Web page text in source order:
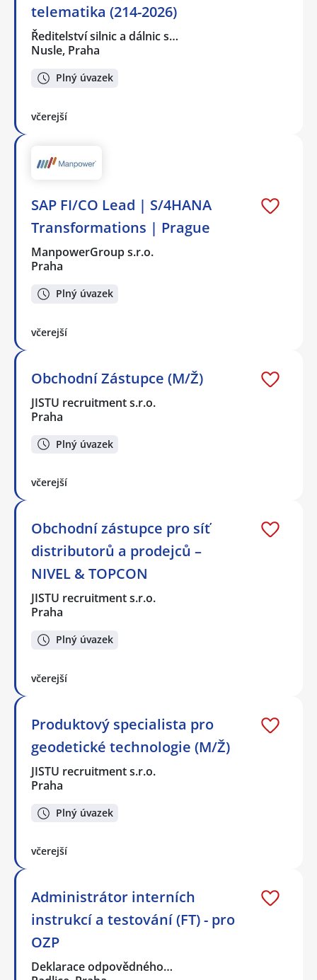
telematika (214-2026)
Ředitelství silnic a dálnic s…
Nusle, Praha
Plný úvazek
včerejší
SAP FI/CO Lead | S/4HANA
Transformations | Prague
ManpowerGroup s.r.o.
Praha
Plný úvazek
včerejší
Obchodní Zástupce (M/Ž)
JISTU recruitment s.r.o.
Praha
Plný úvazek
včerejší
Obchodní zástupce pro síť
distributorů a prodejců –
NIVEL & TOPCON
JISTU recruitment s.r.o.
Praha
Plný úvazek
včerejší
Produktový specialista pro
geodetické technologie (M/Ž)
JISTU recruitment s.r.o.
Praha
Plný úvazek
včerejší
Administrátor interních
instrukcí a testování (FT) - pro
OZP
Deklarace odpovědného…